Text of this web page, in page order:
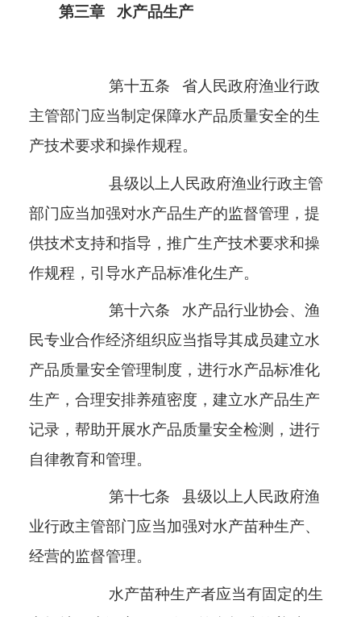
第三章 水产品生产
第十五条 省人民政府渔业行政
主管部门应当制定保障水产品质量安全的生
产技术要求和操作规程。
县级以上人民政府渔业行政主管
部门应当加强对水产品生产的监督管理，提
供技术支持和指导，推广生产技术要求和操
作规程，引导水产品标准化生产。
第十六条 水产品行业协会、渔
民专业合作经济组织应当指导其成员建立水
产品质量安全管理制度，进行水产品标准化
生产，合理安排养殖密度，建立水产品生产
记录，帮助开展水产品质量安全检测，进行
自律教育和管理。
第十七条 县级以上人民政府渔
业行政主管部门应当加强对水产苗种生产、
经营的监督管理。
水产苗种生产者应当有固定的生